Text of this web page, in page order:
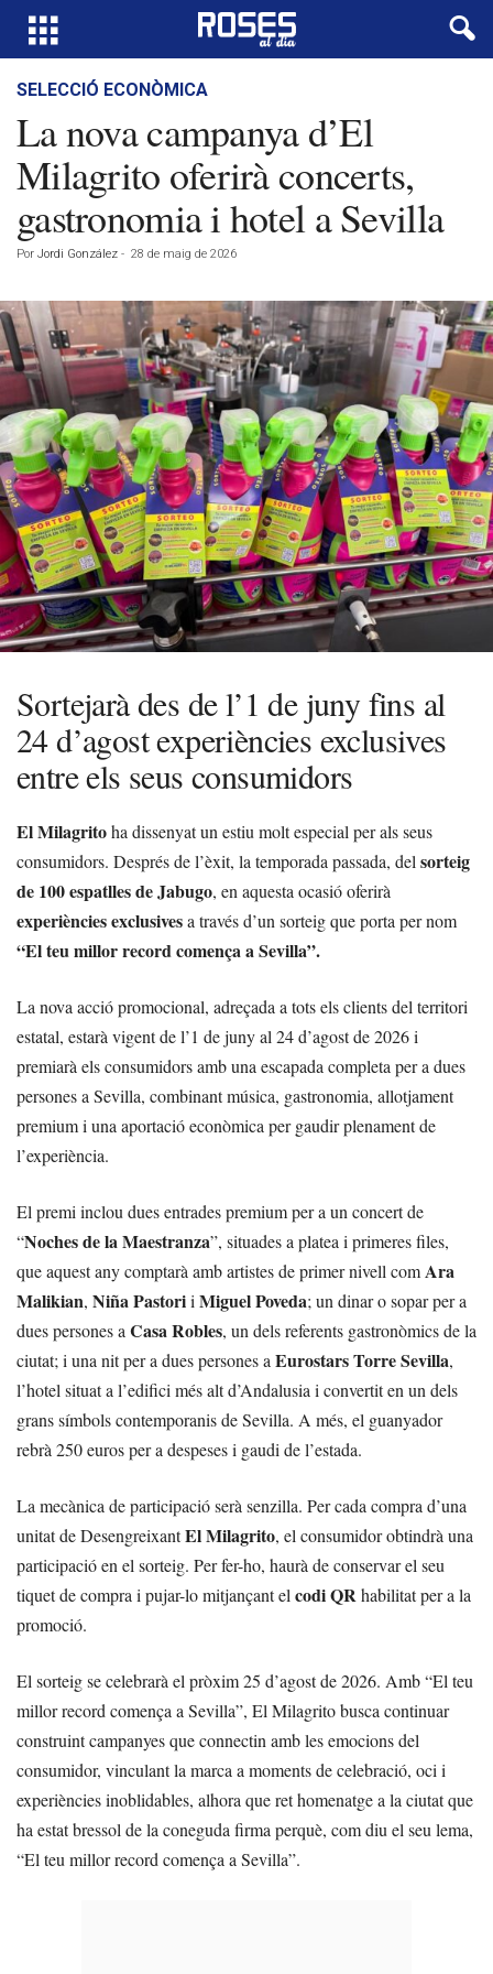
SELECCIÓ ECONÒMICA
La nova campanya d’El
Milagrito oferirà concerts,
gastronomia i hotel a Sevilla
Por Jordi González - 28 de maig de 2026
Sortejarà des de l’1 de juny fins al
24 d’agost experiències exclusives
entre els seus consumidors
El Milagritoha dissenyat un estiu molt especial per als seus
consumidors. Després de l’èxit, la temporada passada, del sorteig
de 100 espatlles de Jabugo, en aquesta ocasió oferirà
experiències exclusivesa través d’un sorteig que porta per nom
“El teu millor record comença a Sevilla”.
La nova acció promocional, adreçada a tots els clients del territori
estatal, estarà vigent de l’1 de juny al 24 d’agost de 2026 i
premiarà els consumidors amb una escapada completa per a dues
persones a Sevilla, combinant música, gastronomia, allotjament
premium i una aportació econòmica per gaudir plenament de
l’experiència.
El premi inclou dues entrades premium per a un concert de
“Noches de la Maestranza”, situades a platea i primeres files,
que aquest any comptarà amb artistes de primer nivell comAra
Malikian, Niña Pastorii Miguel Poveda; un dinar o sopar per a
dues persones a Casa Robles, un dels referents gastronòmics de la
ciutat; i una nit per a dues persones a Eurostars Torre Sevilla,
l’hotel situat a l’edifici més alt d’Andalusia i convertit en un dels
grans símbols contemporanis de Sevilla. A més, el guanyador
rebrà 250 euros per a despeses i gaudi de l’estada.
La mecànica de participació serà senzilla. Per cada compra d’una
unitat de DesengreixantEl Milagrito, el consumidor obtindrà una
participació en el sorteig. Per fer-ho, haurà de conservar el seu
tiquet de compra i pujar-lo mitjançant el codi QRhabilitat per a la
promoció.
El sorteig se celebrarà el pròxim 25 d’agost de 2026. Amb “El teu
millor record comença a Sevilla”, El Milagrito busca continuar
construint campanyes que connectin amb les emocions del
consumidor, vinculant la marca a moments de celebració, oci i
experiències inoblidables, alhora que ret homenatge a la ciutat que
ha estat bressol de la coneguda firma perquè, com diu el seu lema,
“El teu millor record comença a Sevilla”.